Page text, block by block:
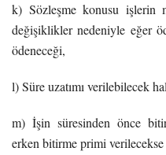
k) Sözleşme konusu işlerin
değişiklikler nedeniyle eğer
ödeneceği,
l) Süre uzatımı verilebilecek
m) İşin süresinden önce
erken bitirme primi verilecekse